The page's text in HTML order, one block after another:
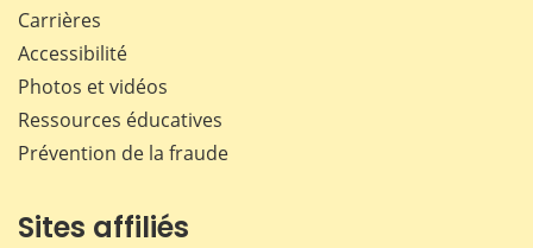
Carrières
Accessibilité
Photos et vidéos
Ressources éducatives
Prévention de la fraude
Sites affiliés